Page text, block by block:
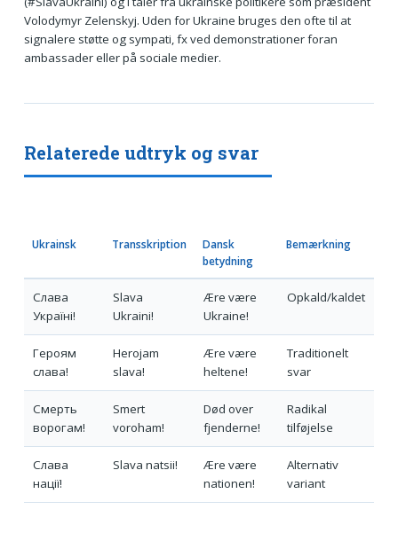
Volodymyr Zelenskyj. Uden for Ukraine bruges den ofte til at
signalere støtte og sympati, fx ved demonstrationer foran
ambassader eller på sociale medier.
Relaterede udtryk og svar
Ukrainsk Transskription
Dansk
betydning
Bemærkning
Слава
Україні!
Slava
Ukraini!
Ære være
Ukraine!
Opkald/kaldet
Героям
слава!
Herojam
slava!
Ære være
heltene!
Traditionelt
svar
Смерть
ворогам!
Smert
voroham!
Død over
fjenderne!
Radikal
tilføjelse
Слава
нації!
Slava natsii!
Ære være
nationen!
Alternativ
variant